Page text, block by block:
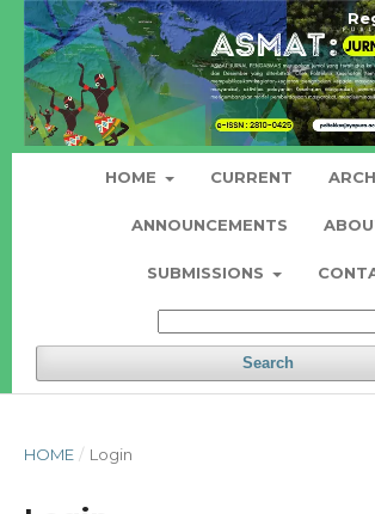
HOME CURRENT
ANNOUNCEMENTS
SUBMISSIONS
Search
HOME / Login